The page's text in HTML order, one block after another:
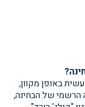
באופן מקוון,
של הבחינה,